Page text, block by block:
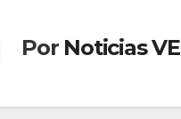
Por Noticias VE